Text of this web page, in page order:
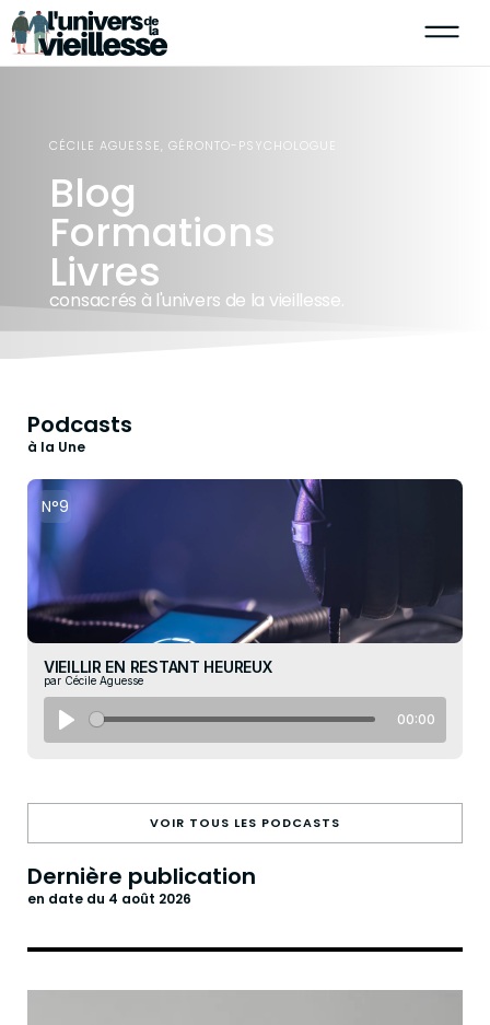
CÉCILE AGUESSE, GÉRONTO-PSYCHOLOGUE
Blog
Formations
Livres
consacrés à l'univers de la vieillesse.
Podcasts
à la Une
N°9
VIEILLIR EN RESTANT HEUREUX
par Cécile Aguesse
00:00
VOIR TOUS LES PODCASTS
Dernière publication
en date du 4 août 2026